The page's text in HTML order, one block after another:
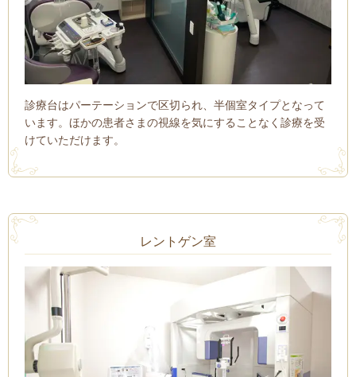
診療台はパーテーションで区切られ、半個室タイプとなって
います。ほかの患者さまの視線を気にすることなく診療を受
けていただけます。
レントゲン室